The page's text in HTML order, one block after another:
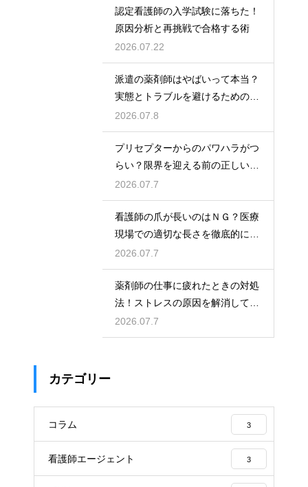
認定看護師の入学試験に落ちた！
原因分析と再挑戦で合格する術
2026.07.22
派遣の薬剤師はやばいって本当？
実態とトラブルを避けるための働
き方を解説
2026.07.8
プリセプターからのパワハラがつ
らい？限界を迎える前の正しい対
処法
2026.07.7
看護師の爪が長いのはＮＧ？医療
現場での適切な長さを徹底的に解
説
2026.07.7
薬剤師の仕事に疲れたときの対処
法！ストレスの原因を解消して楽
になる方法
2026.07.7
カテゴリー
コラム 3
看護師エージェント 3